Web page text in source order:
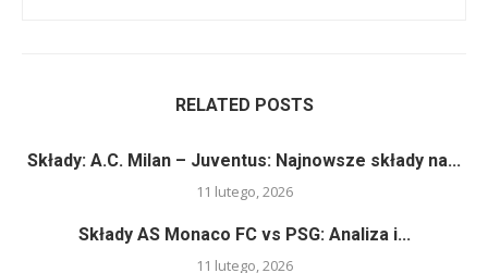
RELATED POSTS
Składy: A.C. Milan – Juventus: Najnowsze składy na...
11 lutego, 2026
Składy AS Monaco FC vs PSG: Analiza i...
11 lutego, 2026